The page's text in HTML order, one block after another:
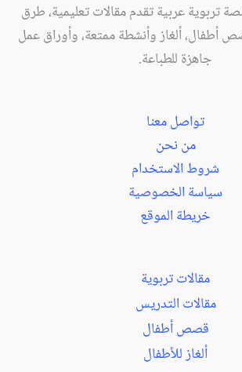
تربوية عربية تقدم مقالات تعليمية، طرق
ألغاز وأنشطة ممتعة، وأوراق عمل
جاهزة للطباعة.
تواصل معنا
من نحن
شروط الاستخدام
سياسة الخصوصية
خريطة الموقع
مقالات تربوية
مقالات التدريس
قصص أطفال
ألغاز للأطفال